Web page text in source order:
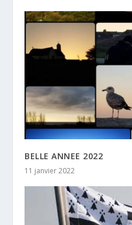
BELLE ANNEE 2022
11 janvier 2022